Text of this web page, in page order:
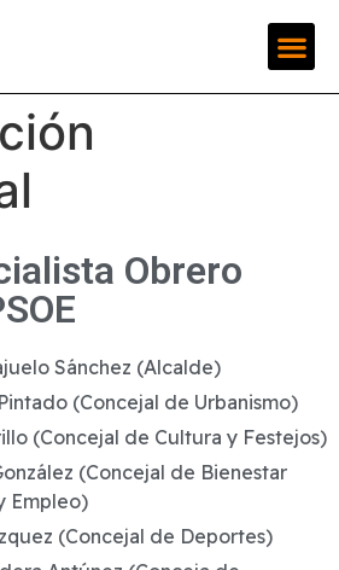
Obrero
Sánchez (Alcalde)
(Concejal de Urbanismo)
(Concejal de Cultura y Festejos)
(Concejal de Bienestar
Empleo)
(Concejal de Deportes)